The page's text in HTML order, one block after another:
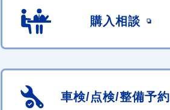
購入相談
車検/点検/整備予約